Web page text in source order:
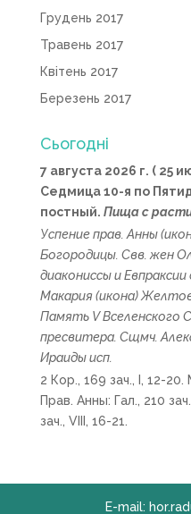
Грудень 2017
Травень 2017
Квітень 2017
Березень 2017
Сьогодні
7 августа 2026 г. ( 25
Седмица 10-я по
постный. Пища с
Успение прав. Анны(
Богородицы. Свв. жен
диакониссы иЕвпраксии
Макария (икона)
Память V Вселенского
пресвитера. Сщмч.
Ираидыисп.
2 Кор., 169 зач., I, 12-20.
Прав. Анны: Гал., 210
зач., VIII, 16-21.
E-mail: